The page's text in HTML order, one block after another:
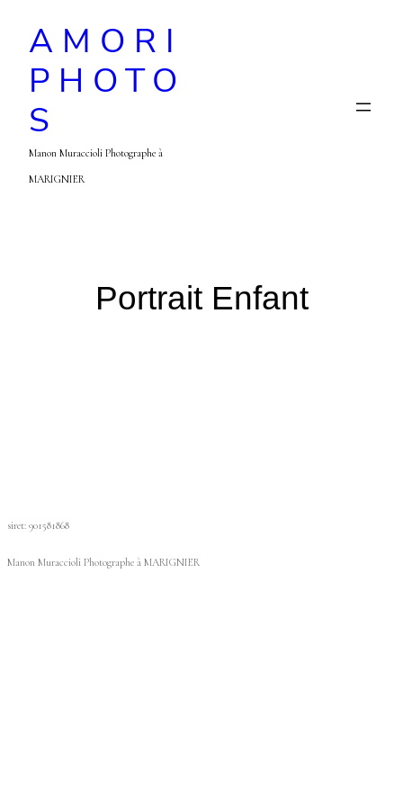
AMORI
PHOTO
S
Manon Muraccioli Photographe à
MARIGNIER
Portrait Enfant
siret: 901581868
Manon Muraccioli Photographe à MARIGNIER